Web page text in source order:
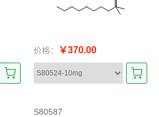
价格： ￥370.00
S80587